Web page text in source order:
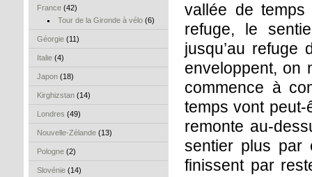
France (42)
Tour de la Gironde à vélo(6)
Géorgie (11)
Italie (4)
Japon (18)
Kirghizstan (14)
Londres (49)
Nouvelle-Zélande (13)
Pologne (2)
Slovénie (14)
vallée de
refuge, le
jusqu’au refuge
enveloppent, on
commence à
temps vont
remonte au-
sentier plus par
finissent par